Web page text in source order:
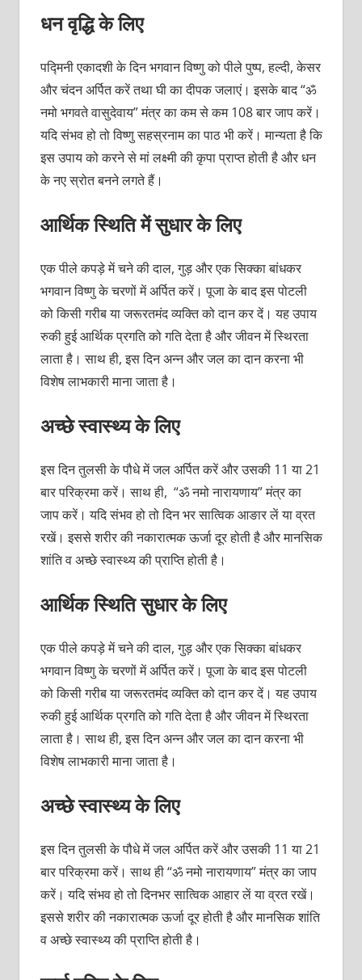
धन वृद्धि के लिए
पद्मिनी एकादशी के दिन भगवान विष्णु को पीले पुष्प, हल्दी, केसर
और चंदन अर्पित करें तथा घी का दीपक जलाएं। इसके बाद “ॐ
नमो भगवते वासुदेवाय” मंत्र का कम से कम 108 बार जाप करें।
यदि संभव हो तो विष्णु सहस्रनाम का पाठ भी करें। मान्यता है कि
इस उपाय को करने से मां लक्ष्मी की कृपा प्राप्त होती है और धन
के नए स्रोत बनने लगते हैं।
आर्थिक स्थिति में सुधार के लिए
एक पीले कपड़े में चने की दाल, गुड़ और एक सिक्का बांधकर
भगवान विष्णु के चरणों में अर्पित करें। पूजा के बाद इस पोटली
को किसी गरीब या जरूरतमंद व्यक्ति को दान कर दें। यह उपाय
रुकी हुई आर्थिक प्रगति को गति देता है और जीवन में स्थिरता
लाता है। साथ ही, इस दिन अन्न और जल का दान करना भी
विशेष लाभकारी माना जाता है।
अच्छे स्वास्थ्य के लिए
इस दिन तुलसी के पौधे में जल अर्पित करें और उसकी 11 या 21
बार परिक्रमा करें। साथ ही, “ॐ नमो नारायणाय” मंत्र का
जाप करें। यदि संभव हो तो दिन भर सात्विक आङार लें या व्रत
रखें। इससे शरीर की नकारात्मक ऊर्जा दूर होती है और मानसिक
शांति व अच्छे स्वास्थ्य की प्राप्ति होती है।
आर्थिक स्थिति सुधार के लिए
एक पीले कपड़े में चने की दाल, गुड़ और एक सिक्का बांधकर
भगवान विष्णु के चरणों में अर्पित करें। पूजा के बाद इस पोटली
को किसी गरीब या जरूरतमंद व्यक्ति को दान कर दें। यह उपाय
रुकी हुई आर्थिक प्रगति को गति देता है और जीवन में स्थिरता
लाता है। साथ ही, इस दिन अन्न और जल का दान करना भी
विशेष लाभकारी माना जाता है।
अच्छे स्वास्थ्य के लिए
इस दिन तुलसी के पौधे में जल अर्पित करें और उसकी 11 या 21
बार परिक्रमा करें। साथ ही “ॐ नमो नारायणाय” मंत्र का जाप
करें। यदि संभव हो तो दिनभर सात्विक आहार लें या व्रत रखें।
इससे शरीर की नकारात्मक ऊर्जा दूर होती है और मानसिक शांति
व अच्छे स्वास्थ्य की प्राप्ति होती है।